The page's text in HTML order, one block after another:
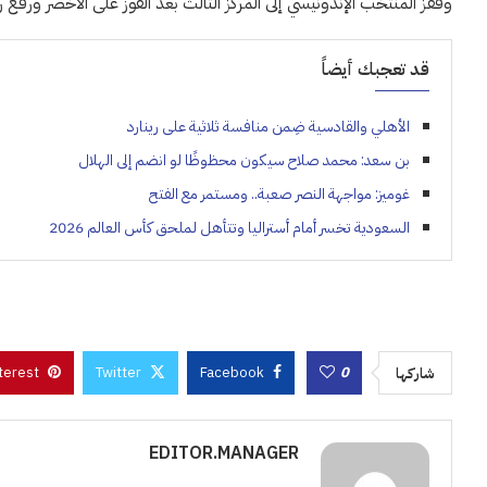
قد تعجبك أيضاً
الأهلي والقادسية ضِمن منافسة ثلاثية على رينارد
بن سعد: محمد صلاح سيكون محظوظًا لو انضم إلى الهلال
غوميز: مواجهة النصر صعبة.. ومستمر مع الفتح
السعودية تخسر أمام أستراليا وتتأهل لملحق كأس العالم 2026
شاركها 0
Facebook
Twitter
EDITOR.MANAGER